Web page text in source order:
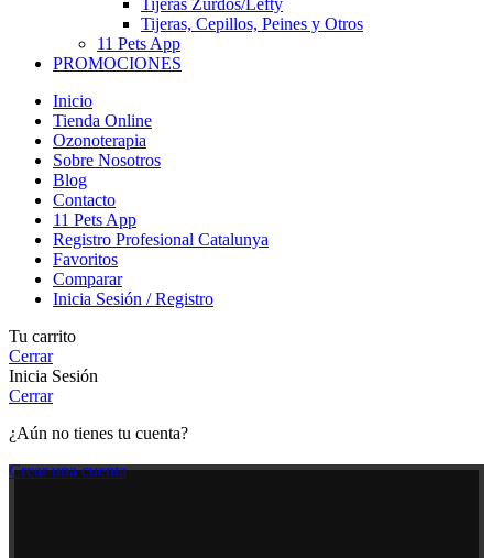
Tijeras, Cepillos, Peines y Otros
11 Pets App
PROMOCIONES
Inicio
Tienda Online
Ozonoterapia
Sobre Nosotros
Blog
Contacto
11 Pets App
Registro Profesional Catalunya
Favoritos
Comparar
Inicia Sesión / Registro
Tu carrito
Cerrar
Inicia Sesión
Cerrar
¿Aún no tienes tu cuenta?
Crear una cuenta